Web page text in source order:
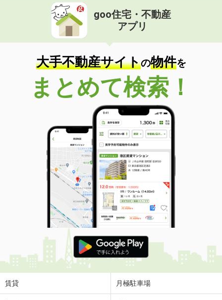
goo住宅・不動産
アプリ
大手不動産サイトの物件を
まとめて検索！
賃貸 月極駐車場